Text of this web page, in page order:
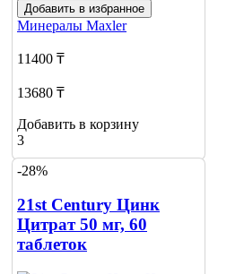
Добавить в избранное
Минералы Maxler
11400 ₸
13680 ₸
Добавить в корзину
3
-28%
21st Century Цинк
Цитрат 50 мг, 60
таблеток